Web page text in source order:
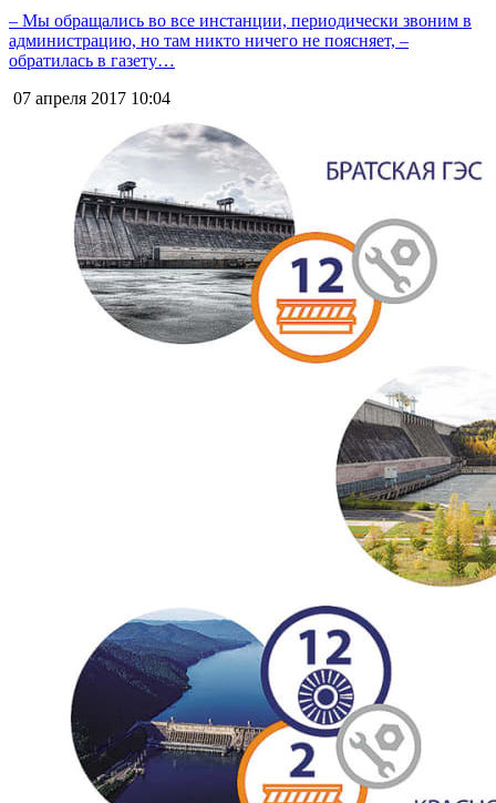
– Мы обращались во все инстанции, периодически звоним в
администрацию, но там никто ничего не поясняет, –
обратилась в газету…
07 апреля 2017 10:04